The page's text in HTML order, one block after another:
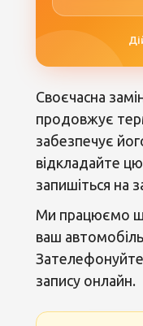
Своєчасна
продовжує
забезпечує
відкладайте
запишіться на
Ми працюємо
ваш
запису онлайн.